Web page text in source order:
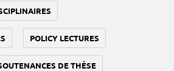
POLICY LECTURES
DE THÈSE